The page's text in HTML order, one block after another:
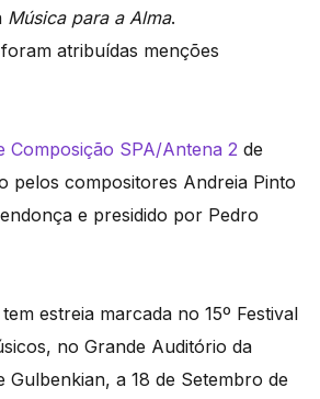
Música para a Alma.
atribuídas menções
Composição SPA/Antena 2 de
pelos compositores Andreia Pinto
e presidido por Pedro
estreia marcada no 15º Festival
no Grande Auditório da
Gulbenkian, a 18 de Setembro de